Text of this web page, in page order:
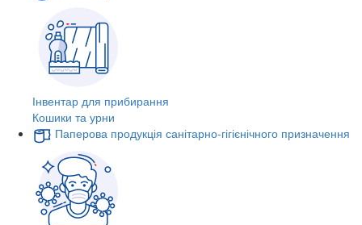
Інвентар для прибирання
Кошики та урни
Паперова продукція санітарно-гігієнічного призначення